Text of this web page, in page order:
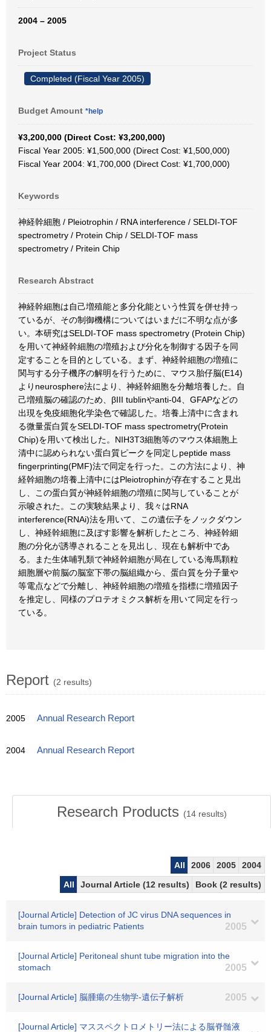
2004 – 2005
Project Status
Completed (Fiscal Year 2005)
Budget Amount *help
¥3,200,000 (Direct Cost: ¥3,200,000)
Fiscal Year 2005: ¥1,500,000 (Direct Cost: ¥1,500,000)
Fiscal Year 2004: ¥1,700,000 (Direct Cost: ¥1,700,000)
Keywords
神経幹細胞 / Pleiotrophin / RNA interference / SELDI-TOF
spectrometry / Protein Chip / SELDI-TOF mass
spectrometry / Pritein Chip
Research Abstract
神経幹細胞は自己増殖能と多分化能という性質を併せ持っ
ているが、その制御機構についてはいまだに不明な点が多
い。本研究はSELDI-TOF mass spectrometry (Protein Chip)
を用いて神経幹細胞の増殖および分化を制御する因子を同
定することを目的としている。まず、神経幹細胞の増殖に
関与する分子機序の解明を行うために、マウス胎仔脳(E14)
よりneurosphere法により、神経幹細胞を分離培養した。自
己増殖脳の確認のため、βIII tublinやanti-04、GFAPなどの
出現を免疫細胞化学染色で確認した。培養上清中に含まれ
る微量蛋白質をSELDI-TOF mass spectrometry(Protein
Chip)を用いて検出した。NIH3T3細胞等のマウス体細胞上
清中に認められない蛋白質ピークを同定しpeptide mass
fingerprinting(PMF)法で同定を行った。この方法により、神
経幹細胞の培養上清中にはPleiotrophinが存在すること見出
し、この蛋白質が神経幹細胞の増殖に関与していることが
示唆された。この実験結果より、我々はRNA
interference(RNAi)法を用いて、この遺伝子をノックダウン
し、神経幹細胞に及ぼす影響を解析したところ、神経幹細
胞の分化が誘導されることを見出し、現在も解析中であ
る。また生体哺乳類で神経幹細胞が局在している海馬顆粒
細胞層や前脳の脳室下帯の脳組織から、蛋白質を分子量や
等電点などで分離し、神経幹細胞の増殖を指標に増殖因子
を推定し、同様のプロテオミクス解析を用いて同定を行っ
ている。
Report (2 results)
2005 Annual Research Report
2004 Annual Research Report
Research Products (14results)
All 2006 2005
2004
All
Journal Article (12 results) Book (2 results)
[Journal Article] Detection of JC virus DNA sequences in
brain tumors in pediatric Patients
2005
[Journal Article] Peritoneal shunt tube migration into the
stomach
2005
[Journal Article] 脳腫瘍の生物学-遺伝子解析 2005
[Journal Article] マススペクトロメトリー法による脳脊髄液